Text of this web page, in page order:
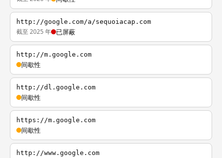
http://google.com/a/sequoiacap.com
截至 2025 年 已屏蔽
http://m.google.com
间歇性
http://dl.google.com
间歇性
https://m.google.com
间歇性
http://www.google.com